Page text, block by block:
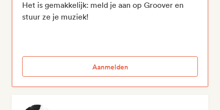
Het is gemakkelijk: meld je aan op Groover en
stuur ze je muziek!
Aanmelden